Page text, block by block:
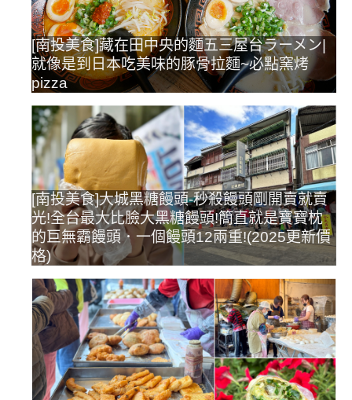
[南投美食]藏在田中央的麵五三屋台ラーメン|
就像是到日本吃美味的豚骨拉麵~必點窯烤
pizza
[南投美食]大城黑糖饅頭-秒殺饅頭剛開賣就賣
光!全台最大比臉大黑糖饅頭!簡直就是寶寶枕
的巨無霸饅頭．一個饅頭12兩重!(2025更新價
格)